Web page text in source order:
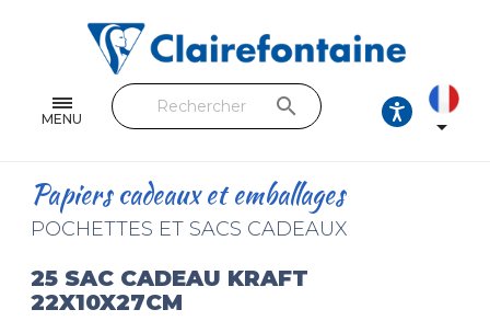
MENU
Feuilles & Copies
Beaux-arts & Dessin
Loisirs créatifs
Cuir & trousses
search

Papiers cadeaux et emballages
POCHETTES ET SACS CADEAUX
25 SAC CADEAU KRAFT
22X10X27CM